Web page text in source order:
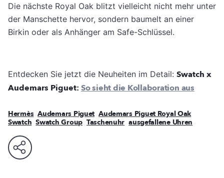
Die nächste Royal Oak blitzt vielleicht nicht mehr unter
der Manschette hervor, sondern baumelt an einer
Birkin oder als Anhänger am Safe-Schlüssel.
Entdecken Sie jetzt die Neuheiten im Detail: Swatch x
Audemars Piguet: So sieht die Kollaboration aus
Hermès Audemars Piguet Audemars Piguet Royal Oak
Swatch Swatch Group Taschenuhr ausgefallene Uhren